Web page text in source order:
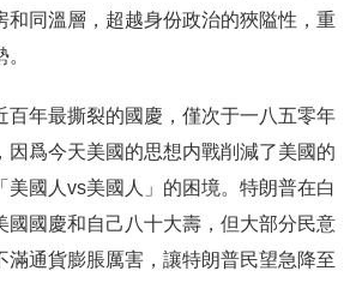
和同溫層，超越身份政治的狹隘性，重
百年最撕裂的國慶，僅次于一八五零年
因爲今天美國的思想内戰削減了美國的
美國人vs美國人」的困境。特朗普在白
國國慶和自己八十大壽，但大部分民意
滿通貨膨脹厲害，讓特朗普民望急降至